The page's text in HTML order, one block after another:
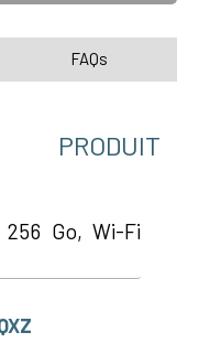
FAQs
256 Go, Wi-Fi